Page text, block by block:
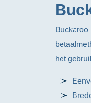
Buckaroo
het